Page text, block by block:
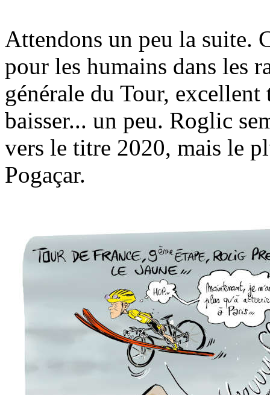
Attendons un peu la suite.
pour les humains dans les
générale du Tour,
baisser... un peu. Roglic
vers le titre 2020, mais le
Pogaçar.